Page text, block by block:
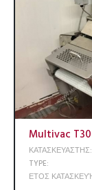
Multivac
ΚΑΤΑΣΚΕΥΑΣΤΗΣ:
TYPE:
ΕΤΟΣ